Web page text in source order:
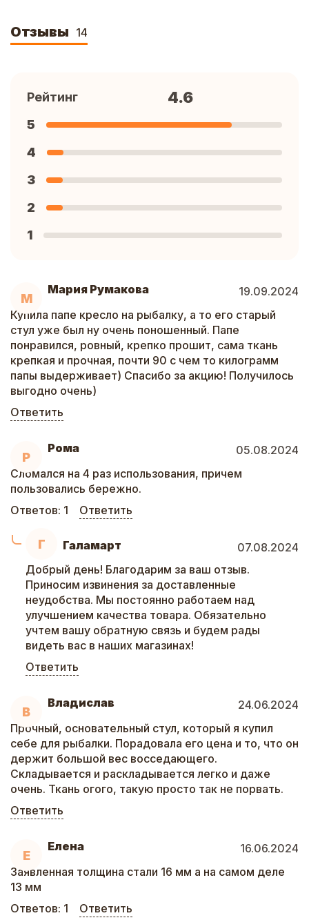
Отзывы 14
М
Мария Румакова
19.09.2024
Купила папе кресло на рыбалку, а то его старый
стул уже был ну очень поношенный. Папе
понравился, ровный, крепко прошит, сама ткань
крепкая и прочная, почти 90 с чем то килограмм
папы выдерживает) Спасибо за акцию! Получилось
выгодно очень)
Ответить
Р
Рома
05.08.2024
Сломался на 4 раз использования, причем
пользовались бережно.
Ответов: 1 Ответить
Г Галамарт
07.08.2024
Добрый день! Благодарим за ваш отзыв.
Приносим извинения за доставленные
неудобства. Мы постоянно работаем над
улучшением качества товара. Обязательно
учтем вашу обратную связь и будем рады
видеть вас в наших магазинах!
Ответить
В
Владислав
24.06.2024
Прочный, основательный стул, который я купил
себе для рыбалки. Порадовала его цена и то, что он
держит большой вес восседающего.
Складывается и раскладывается легко и даже
очень. Ткань огого, такую просто так не порвать.
Ответить
Е
Елена
16.06.2024
Заявленная толщина стали 16 мм а на самом деле
13 мм
Ответов: 1 Ответить
Рейтинг 4.6
5
4
3
2
1